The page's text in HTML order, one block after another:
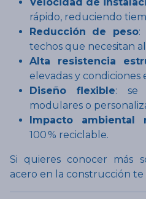
rápido, reduciendo
Reducción de peso:
techos que necesitan
Alta resistencia
elevadas y condiciones
Diseño flexible: se
modulares o
Impacto ambiental
100 % reciclable.
Si quieres conocer más
acero en la construcción te